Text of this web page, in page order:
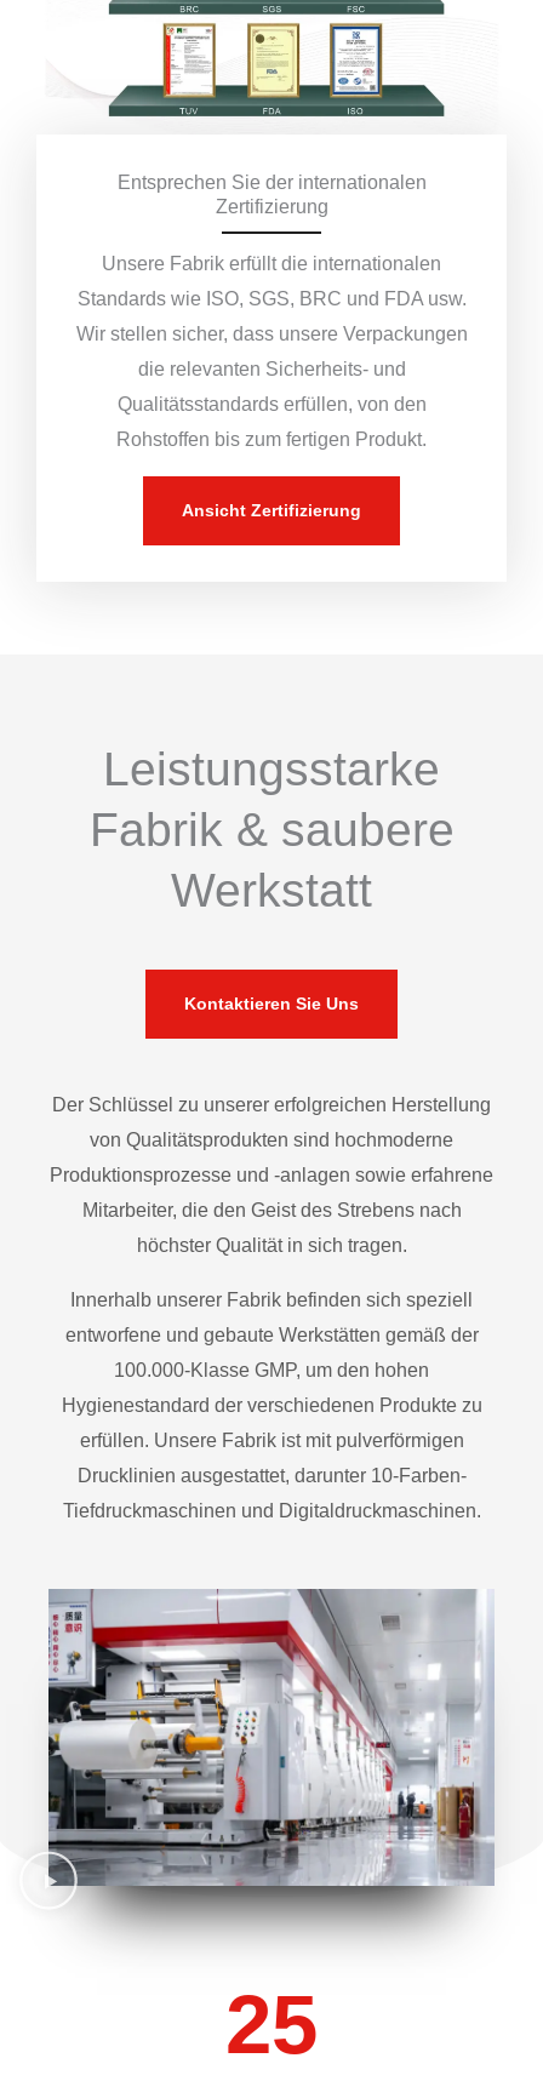
Entsprechen Sie der internationalen
Zertifizierung
Unsere Fabrik erfüllt die internationalen
Standards wie ISO, SGS, BRC und FDA usw.
Wir stellen sicher, dass unsere Verpackungen
die relevanten Sicherheits- und
Qualitätsstandards erfüllen, von den
Rohstoffen bis zum fertigen Produkt.
Ansicht Zertifizierung
Leistungsstarke
Fabrik & saubere
Werkstatt
Kontaktieren Sie Uns
Der Schlüssel zu unserer erfolgreichen Herstellung
von Qualitätsprodukten sind hochmoderne
Produktionsprozesse und -anlagen sowie erfahrene
Mitarbeiter, die den Geist des Strebens nach
höchster Qualität in sich tragen.
Innerhalb unserer Fabrik befinden sich speziell
entworfene und gebaute Werkstätten gemäß der
100.000-Klasse GMP, um den hohen
Hygienestandard der verschiedenen Produkte zu
erfüllen. Unsere Fabrik ist mit pulverförmigen
Drucklinien ausgestattet, darunter 10-Farben-
Tiefdruckmaschinen und Digitaldruckmaschinen.
25